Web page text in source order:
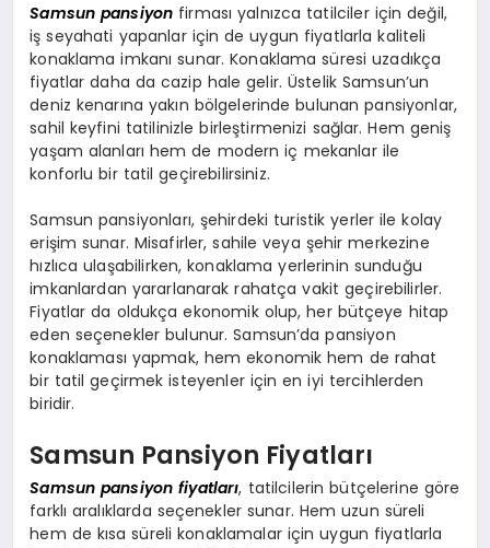
Samsun pansiyon firması yalnızca tatilciler için değil,
iş seyahati yapanlar için de uygun fiyatlarla kaliteli
konaklama imkanı sunar. Konaklama süresi uzadıkça
fiyatlar daha da cazip hale gelir. Üstelik Samsun’un
deniz kenarına yakın bölgelerinde bulunan pansiyonlar,
sahil keyfini tatilinizle birleştirmenizi sağlar. Hem geniş
yaşam alanları hem de modern iç mekanlar ile
konforlu bir tatil geçirebilirsiniz.
Samsun pansiyonları, şehirdeki turistik yerler ile kolay
erişim sunar. Misafirler, sahile veya şehir merkezine
hızlıca ulaşabilirken, konaklama yerlerinin sunduğu
imkanlardan yararlanarak rahatça vakit geçirebilirler.
Fiyatlar da oldukça ekonomik olup, her bütçeye hitap
eden seçenekler bulunur. Samsun’da pansiyon
konaklaması yapmak, hem ekonomik hem de rahat
bir tatil geçirmek isteyenler için en iyi tercihlerden
biridir.
Samsun Pansiyon Fiyatları
Samsun pansiyon fiyatları, tatilcilerin bütçelerine göre
farklı aralıklarda seçenekler sunar. Hem uzun süreli
hem de kısa süreli konaklamalar için uygun fiyatlarla